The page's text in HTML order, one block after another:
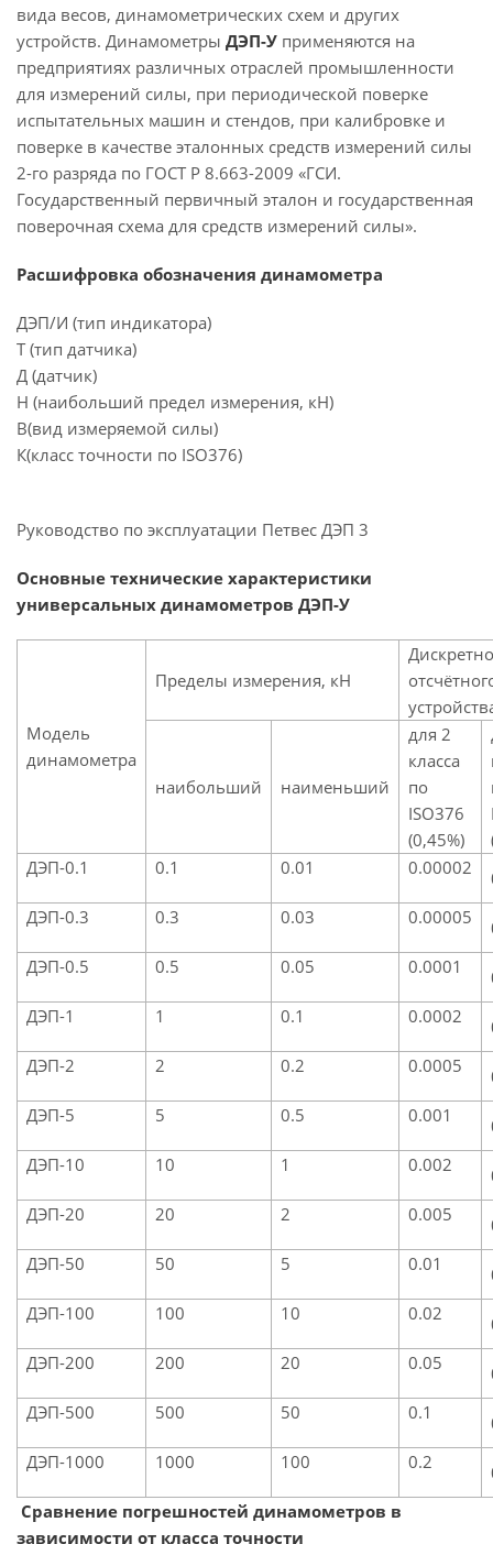
вида весов, динамометрических схем и других
устройств. Динамометры ДЭП-У применяются на
предприятиях различных отраслей промышленности
для измерений силы, при периодической поверке
испытательных машин и стендов, при калибровке и
поверке в качестве эталонных средств измерений силы
2-го разряда по ГОСТ Р 8.663-2009 «ГСИ.
Государственный первичный эталон и государственная
поверочная схема для средств измерений силы».
Расшифровка обозначения динамометра
ДЭП/И (тип индикатора)
Т (тип датчика)
Д (датчик)
Н (наибольший предел измерения, кН)
В(вид измеряемой силы)
К(класс точности по ISO376)
Руководство по эксплуатации Петвес ДЭП 3
Основные технические характеристики
универсальных динамометров ДЭП-У
Модель
динамометра
Пределы измерения, кН
наибольший наименьший
для 2
класса
по
ISO376
(0,45%)
ДЭП-0.1
0.1 0.01 0.00002
ДЭП-0.3
0.3 0.03 0.00005
ДЭП-0.5
0.5 0.05 0.0001
ДЭП-1
1 0.1 0.0002
ДЭП-2
2 0.2 0.0005
ДЭП-5
5 0.5 0.001
ДЭП-10
10 1 0.002
ДЭП-20
20 2 0.005
ДЭП-50
50 5 0.01
ДЭП-100
100 10 0.02
ДЭП-200
200 20 0.05
ДЭП-500
500 50 0.1
ДЭП-1000
1000 100 0.2
Сравнение погрешностей динамометров в
зависимости от класса точности